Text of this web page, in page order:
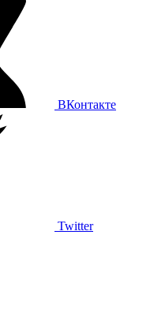
ВКонтакте
Twitter